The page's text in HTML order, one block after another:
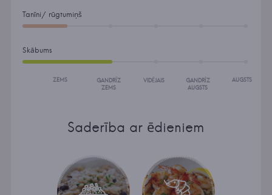
Tanīni/ rūgtumiņš
Skābums
ZEMS
GANDRĪZ
ZEMS
VIDĒJAIS
GANDRĪZ
AUGSTS
AUGSTS
Saderība ar ēdieniem